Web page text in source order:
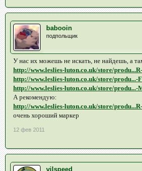
babooin
подпольщик
У нас их можешь не искать, не найдешь, а
http://www.leslies-luton.co.uk/store/
http://www.leslies-luton.co.uk/store/
http://www.leslies-luton.co.uk/store/
А рекомендую:
http://www.leslies-luton.co.uk/store/
очень хороший маркер
12 фев 2011
vilspeed